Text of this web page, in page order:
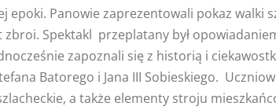
Panowie zaprezentowali pokaz walki
zbroi. Spektakl przeplatany był
zapoznali się z historią i
Batorego i Jana III Sobieskiego.
a także elementy stroju